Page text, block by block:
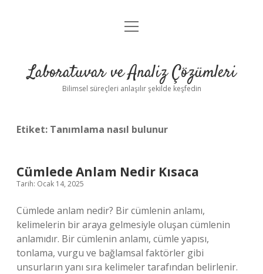
Anasayfa
Yasal Uyarı
menüyü
Laboratuvar ve Analiz Çözümleri
Bilimsel süreçleri anlaşılır şekilde keşfedin
Etiket: Tanımlama nasıl bulunur
Cümlede Anlam Nedir Kısaca
Tarih: Ocak 14, 2025
Cümlede anlam nedir? Bir cümlenin anlamı,
kelimelerin bir araya gelmesiyle oluşan cümlenin
anlamıdır. Bir cümlenin anlamı, cümle yapısı,
tonlama, vurgu ve bağlamsal faktörler gibi
unsurların yanı sıra kelimeler tarafından belirlenir.